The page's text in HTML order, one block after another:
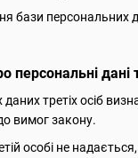
бази
персональні дані
третіх осіб
вимог закону.
особі не